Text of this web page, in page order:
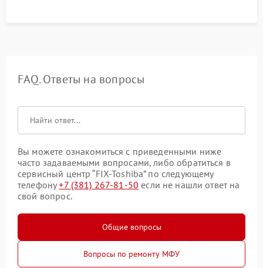
FAQ. Ответы на вопросы
Вы можете ознакомиться с приведенными ниже
часто задаваемыми вопросами, либо обратиться в
сервисный центр “FIX-Toshiba” по следующему
телефону+7 (381) 267-81-50 если не нашли ответ на
свой вопрос.
Общие вопросы
Вопросы по ремонту МФУ